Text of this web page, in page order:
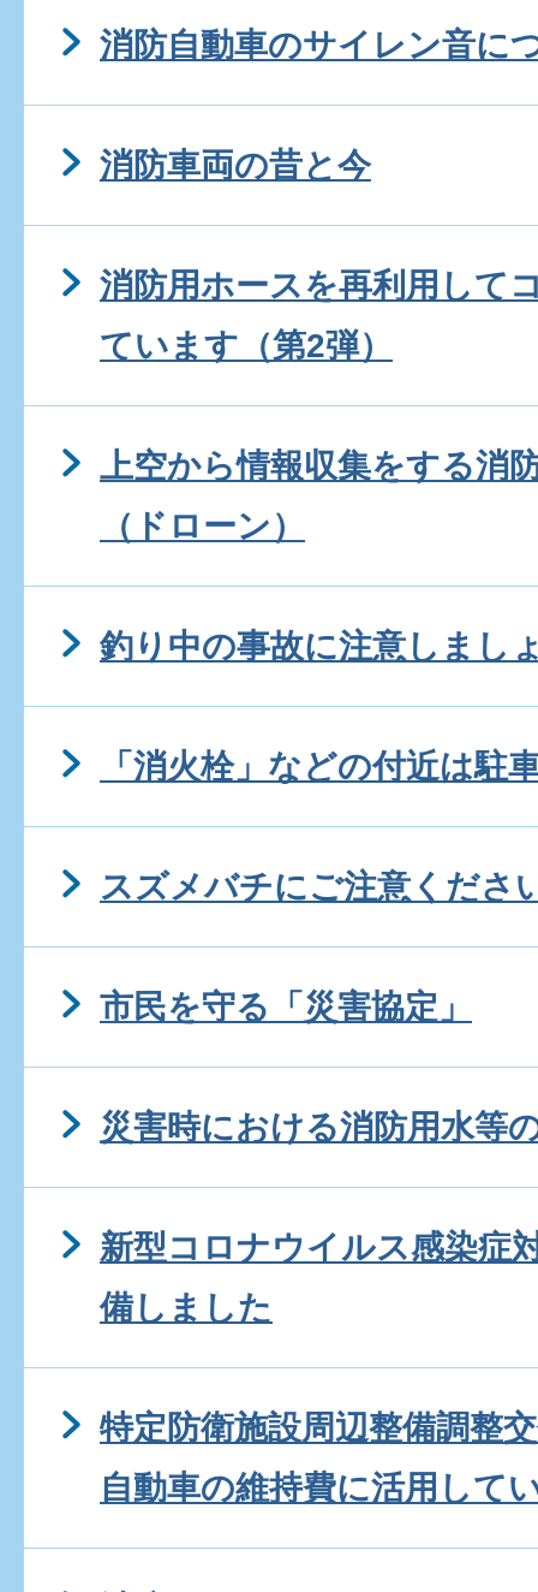
消防自動車のサイレン音に
消防車両の昔と今
消防用ホースを再利用して
ています（第2弾）
上空から情報収集をする消
（ドローン）
釣り中の事故に注意しまし
「消火栓」などの付近は駐
スズメバチにご注意くださ
市民を守る「災害協定」
災害時における消防用水等
新型コロナウイルス感染症
備しました
特定防衛施設周辺整備調整
自動車の維持費に活用して